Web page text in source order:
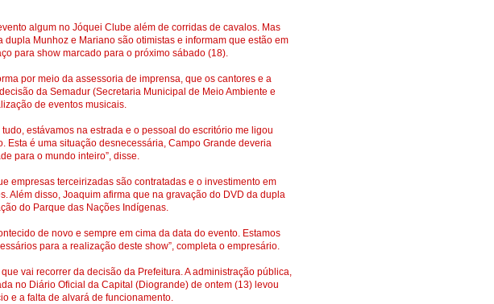
algum no Jóquei Clube além de corridas de cavalos. Mas
Munhoz e Mariano são otimistas e informam que estão em
para show marcado para o próximo sábado (18).
por meio da assessoria de imprensa, que os cantores e a
da Semadur (Secretaria Municipal de Meio Ambiente e
de eventos musicais.
estávamos na estrada e o pessoal do escritório me ligou
Esta é uma situação desnecessária, Campo Grande deveria
para o mundo inteiro”, disse.
empresas terceirizadas são contratadas e o investimento em
Além disso, Joaquim afirma que na gravação do DVD da dupla
do Parque das Nações Indígenas.
de novo e sempre em cima da data do evento. Estamos
para a realização deste show”, completa o empresário.
vai recorrer da decisão da Prefeitura. A administração pública,
no Diário Oficial da Capital (Diogrande) de ontem (13) levou
e a falta de alvará de funcionamento.